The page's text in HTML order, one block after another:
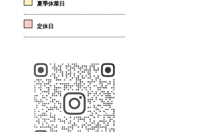
夏季休業日
定休日